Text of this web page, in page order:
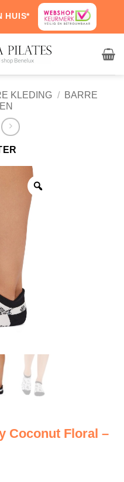
HUIS*
KLEDING /
BARRE
Coconut Floral –